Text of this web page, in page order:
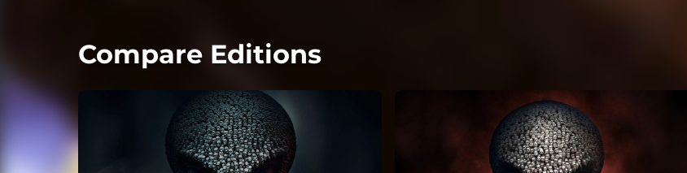
Compare Editions